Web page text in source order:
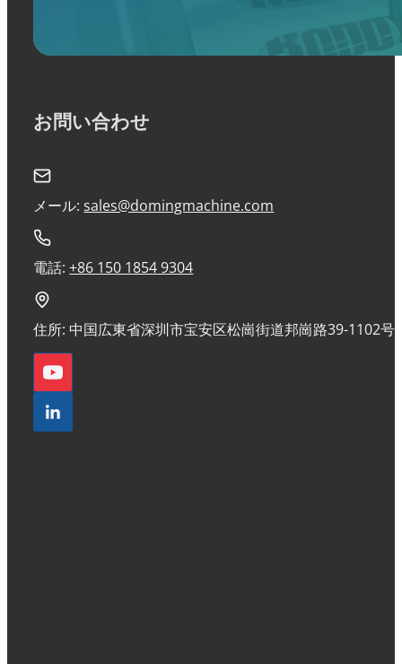
お問い合わせ
メール:sales@domingmachine.com
電話:+86 150 1854 9304
住所: 中国広東省深圳市宝安区松崗街道邦崗路39-1102号